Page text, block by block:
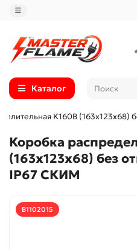
Каталог
K160B (163х123х68)
Коробка
(163х123х68) без
IP67 СКИМ
B1102015